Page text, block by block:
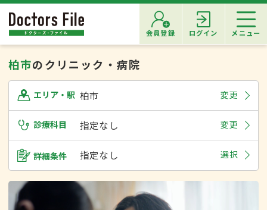
会員登録 ログイン メニュー
柏市のクリニック・病院
エリア・駅 柏市 変更
診療科目 指定なし 変更
詳細条件 指定なし 選択